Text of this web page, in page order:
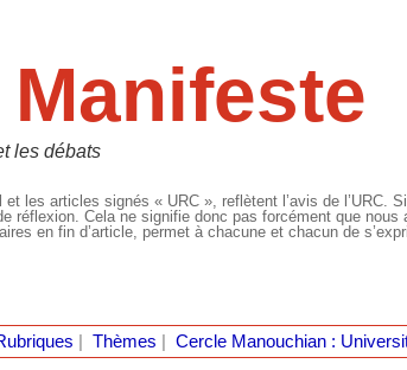
Manifeste
les débats
et les articles signés « URC », reflètent l’avis de l’URC.
réflexion. Cela ne signifie donc pas forcément que
en fin d’article, permet à chacune et chacun de
Thèmes Cercle Manouchian :